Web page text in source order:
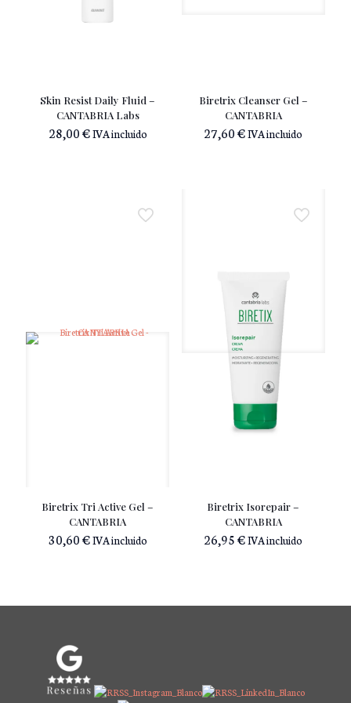
Skin Resist Daily Fluid –
CANTABRIA Labs
28,00€IVA incluido
Biretrix Cleanser Gel –
CANTABRIA
27,60€IVA incluido
Biretrix Tri Active Gel –
CANTABRIA
30,60€IVA incluido
Biretrix Isorepair –
CANTABRIA
26,95€IVA incluido